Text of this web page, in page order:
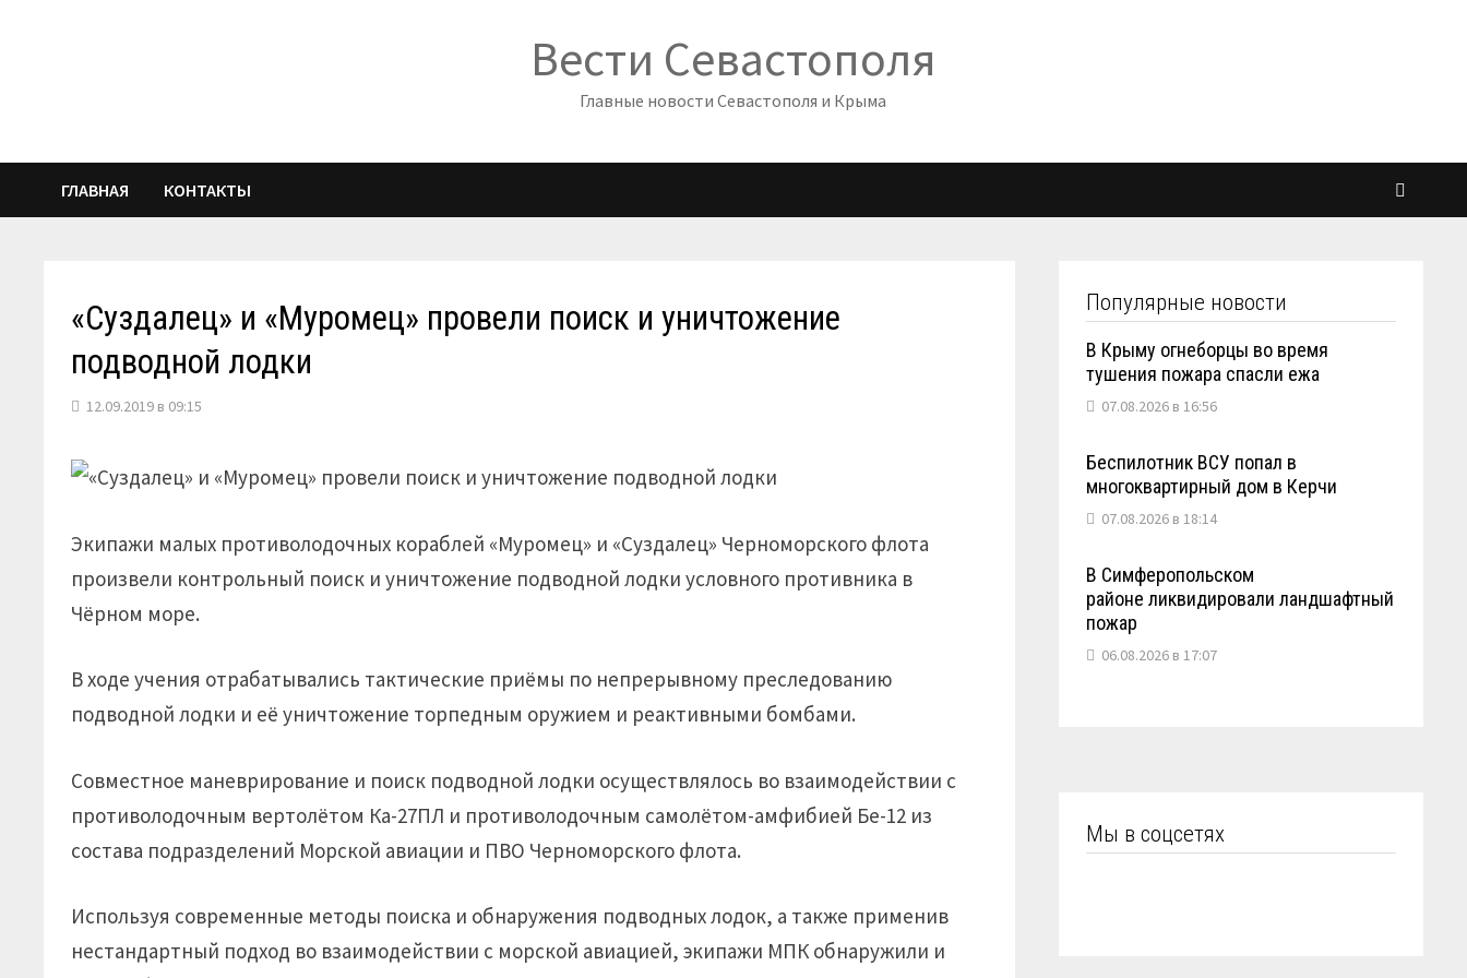
Вести Севастополя
Главные новости Севастополя и Крыма
ГЛАВНАЯ КОНТАКТЫ
«Суздалец» и «Муромец» провели поиск и уничтожение
подводной лодки
12.09.2019 в 09:15
Экипажи малых противолодочных кораблей «Муромец» и «Суздалец» Черноморского флота
произвели контрольный поиск и уничтожение подводной лодки условного противника в
Чёрном море.
В ходе учения отрабатывались тактические приёмы по непрерывному преследованию
подводной лодки и её уничтожение торпедным оружием и реактивными бомбами.
Совместное маневрирование и поиск подводной лодки осуществлялось во взаимодействии с
противолодочным вертолётом Ка-27ПЛ и противолодочным самолётом-амфибией Бе-12 из
состава подразделений Морской авиации и ПВО Черноморского флота.
Используя современные методы поиска и обнаружения подводных лодок, а также применив
нестандартный подход во взаимодействии с морской авиацией, экипажи МПК обнаружили и
Популярные новости
В Крыму огнеборцы во время
тушения пожара спасли ежа
07.08.2026 в 16:56
Беспилотник ВСУ попал в
многоквартирный дом в Керчи
07.08.2026 в 18:14
В Симферопольском
районе ликвидировали ландшафтный
пожар
06.08.2026 в 17:07
Мы в соцсетях